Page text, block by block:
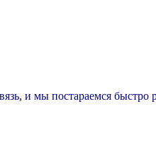
и мы постараемся быстро